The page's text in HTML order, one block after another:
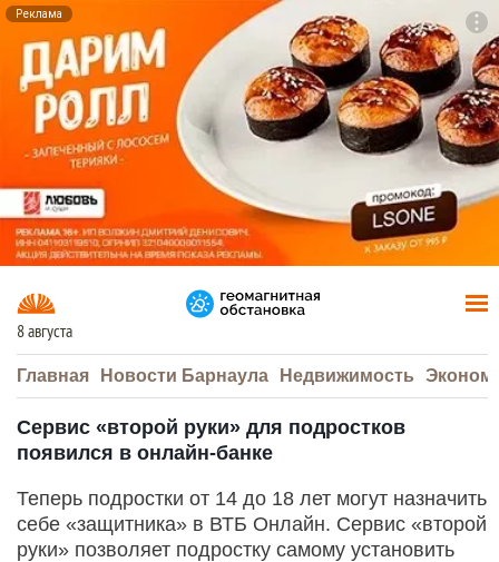
Реклама
8 августа
Главная Новости Барнаула Недвижимость
Сервис «второй руки» для подростков
появился в онлайн-банке
Теперь подростки от 14 до 18 лет могут назначить
себе «защитника» в ВТБ Онлайн. Сервис «второй
руки» позволяет подростку самому установить